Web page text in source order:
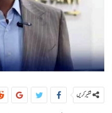
شئیر کریں